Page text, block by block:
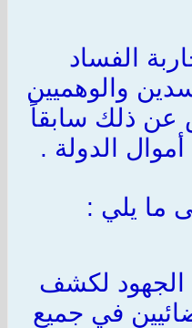
الفساد
والوهميين
عن ذلك سابقاً
الدولة .
ما يلي :
الجهود لكشف
في جميع